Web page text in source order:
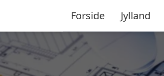
Forside Jylland